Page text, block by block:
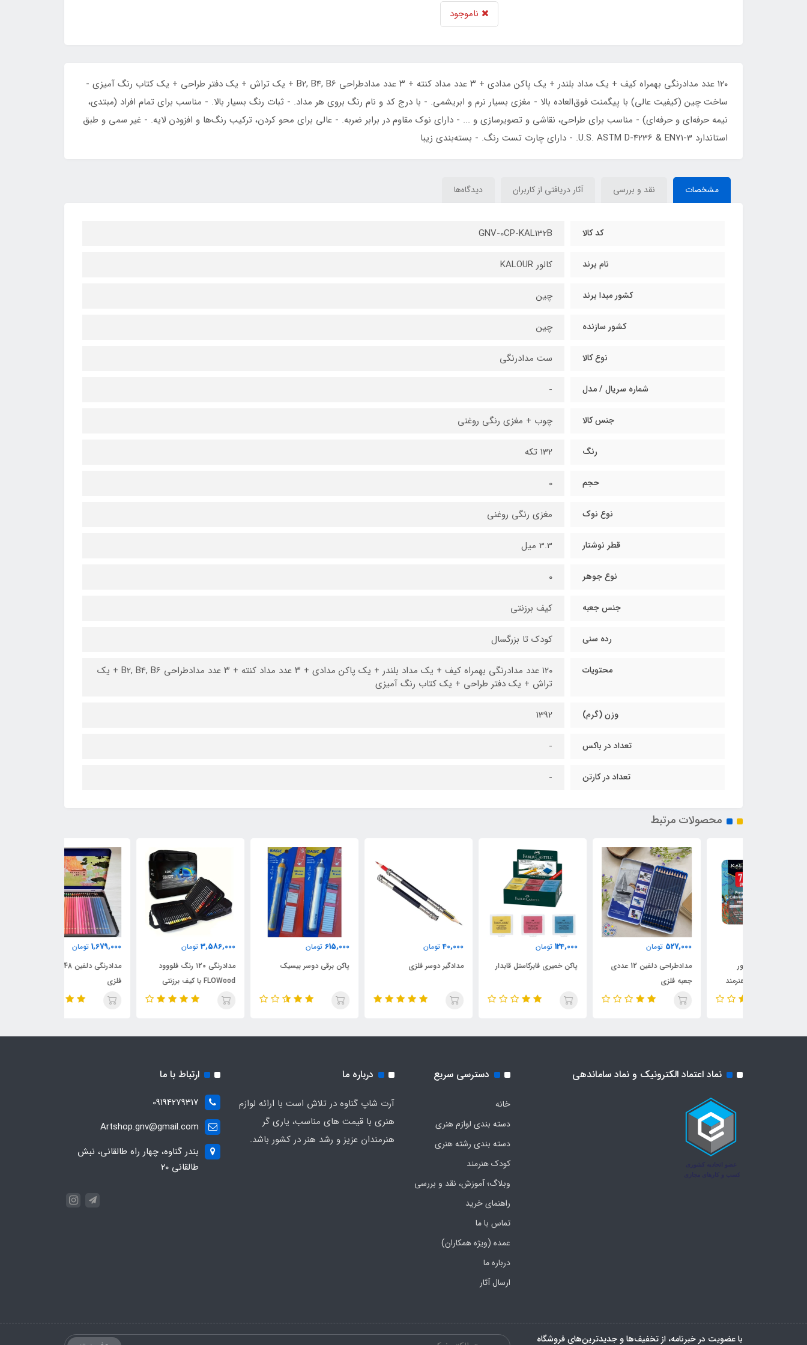
ناموجود
۱۲۰ عدد مدادرنگی بهمراه کیف + یک مداد بلندر + یک پاکن مدادی + ۳ عدد مداد کنته + ۳ عدد مدادطراحی B2, B4, B6 + یک تراش + یک دفتر طراحی + یک کتاب رنگ آمیزی -
ساخت چین (کیفیت عالی) با پیگمنت فوق‌العاده بالا - مغزی بسیار نرم و ابریشمی. - با درج کد و نام رنگ بروی هر مداد. - ثبات رنگ بسیار بالا. - مناسب برای تمام افراد (مبتدی،
نیمه حرفه‌ای و حرفه‌ای) - مناسب برای طراحی، نقاشی و تصویرسازی و ... - دارای نوک مقاوم در برابر ضربه. - عالی برای محو کردن، ترکیب رنگ‌ها و افزودن لایه. - غیر سمی و طبق
استاندارد U.S. ASTM D-4236 & EN71-3. - دارای چارت تست رنگ. - بسته‌بندی زیبا
مشخصات نقد و بررسی آثار دریافتی از کاربران دیدگاه‌ها
کد کالا GNV-0CP-KAL132B
نام برند کالور KALOUR
کشور مبدا برند چین
کشور سازنده چین
نوع کالا ست مدادرنگی
شماره سریال / مدل -
جنس کالا چوب + مغزی رنگی روغنی
رنگ 132 تکه
حجم 0
نوع نوک مغزی رنگی روغنی
قطر نوشتار 3.3 میل
نوع جوهر 0
جنس جعبه کیف برزنتی
رده سنی کودک تا بزرگسال
محتویات
۱۲۰ عدد مدادرنگی بهمراه کیف + یک مداد بلندر + یک پاکن مدادی + ۳ عدد مداد کنته + ۳ عدد مدادطراحی B2, B4, B6 + یک
تراش + یک دفتر طراحی + یک کتاب رنگ آمیزی
وزن (گرم) 1392
تعداد در باکس -
تعداد در کارتن -
محصولات مرتبط
تومان
مدادطراحی دلفین 12 عددی
جعبه فلزی
پاکن خمیری فابرکاستل قابدار
مدادگیر دوسر فلزی
تومان
پاکن برقی دوسر بیسیک
تومان
مدادرنگی ۱۲۰ رنگ فلووود
تومان
مدادرنگی دلفین 48 رنگ جعبه
فلزی
نماد اعتماد الکترونیک و نماد ساماندهی دسترسی سریع
خانه
دسته بندی لوازم هنری
دسته بندی رشته هنری
کودک هنرمند
وبلاگ؛ آموزش، نقد و بررسی
راهنمای خرید
تماس با ما
عمده (ویژه همکاران)
درباره ما
ارسال آثار
درباره ما
آرت شاپ گناوه در تلاش است با ارائه لوازم
هنری با قیمت های مناسب، یاری گر
هنرمندان عزیز و رشد هنر در کشور باشد.
ارتباط با ما
09194279317
Artshop.gnv@gmail.com
بندر گناوه، چهار راه طالقانی، نبش
طالقانی ۲۰
با عضویت در خبرنامه، از تخفیف‌ها و جدیدترین‌های فروشگاه